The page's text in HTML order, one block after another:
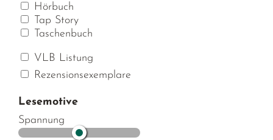
Hörbuch
Tap Story
Taschenbuch
VLB Listung
Rezensionsexemplare
Lesemotive
Spannung